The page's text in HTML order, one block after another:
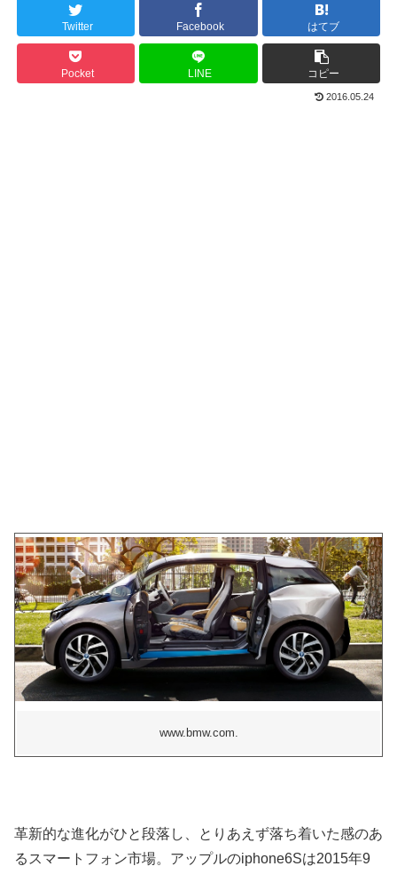
Twitter Facebook はてブ
Pocket LINE コピー
2016.05.24
www.bmw.com.
革新的な進化がひと段落し、とりあえず落ち着いた感のあ
るスマートフォン市場。アップルのiphone6Sは2015年9